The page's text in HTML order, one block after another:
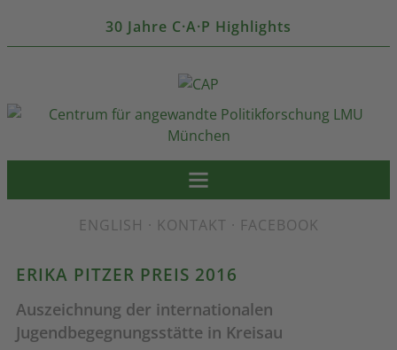
30 Jahre C·A·P Highlights
ENGLISH · KONTAKT · FACEBOOK
ERIKA PITZER PREIS 2016
Auszeichnung der internationalen
Jugendbegegnungsstätte in Kreisau